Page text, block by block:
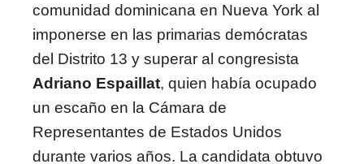
comunidad dominicana en Nueva York al
imponerse en las primarias demócratas
del Distrito 13 y superar al congresista
Adriano Espaillat, quien había ocupado
un escaño en la Cámara de
Representantes de Estados Unidos
durante varios años. La candidata obtuvo